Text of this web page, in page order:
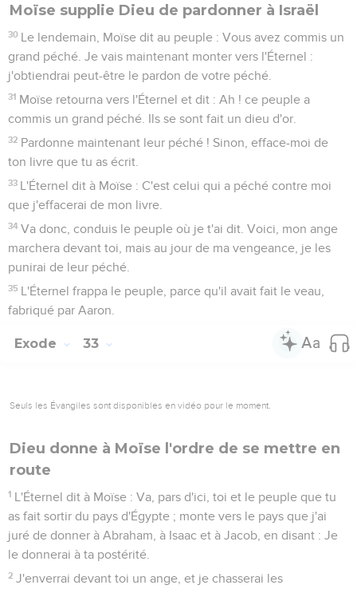
Moïse supplie Dieu de pardonner à Israël
30 Le lendemain, Moïse dit au peuple : Vous avez commis un
grand péché. Je vais maintenant monter vers l'Éternel :
j'obtiendrai peut-être le pardon de votre péché.
31 Moïse retourna vers l'Éternel et dit : Ah ! ce peuple a
commis un grand péché. Ils se sont fait un dieu d'or.
32 Pardonne maintenant leur péché ! Sinon, efface-moi de
ton livre que tu as écrit.
33 L'Éternel dit à Moïse : C'est celui qui a péché contre moi
que j'effacerai de mon livre.
34 Va donc, conduis le peuple où je t'ai dit. Voici, mon ange
marchera devant toi, mais au jour de ma vengeance, je les
punirai de leur péché.
35 L'Éternel frappa le peuple, parce qu'il avait fait le veau,
fabriqué par Aaron.
Exode 33
Seuls les Évangiles sont disponibles en vidéo pour le moment.
Dieu donne à Moïse l'ordre de se mettre en
route
1 L'Éternel dit à Moïse : Va, pars d'ici, toi et le peuple que tu
as fait sortir du pays d'Égypte ; monte vers le pays que j'ai
juré de donner à Abraham, à Isaac et à Jacob, en disant : Je
le donnerai à ta postérité.
2 J'enverrai devant toi un ange, et je chasserai les